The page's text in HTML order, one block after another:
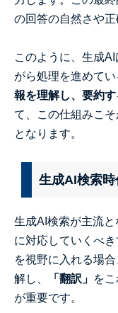
の回答の自然さや正
このように、生成
がら処理を進めてい
報を理解し、要約す
て、この仕組みこ
となります。
生成AI検索
生成AI検索が主流
に対応していくべ
を視野に入れる場
解し、
「翻訳」 を
が重要です。